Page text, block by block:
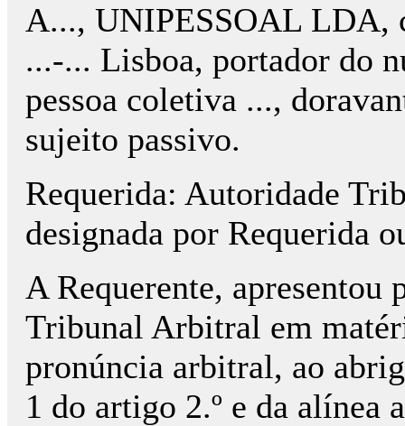
A..., UNIPESSOAL LDA,
...-... Lisboa, portador do
pessoa coletiva ...,
sujeito passivo.
Requerida: Autoridade
designada por Requerida
A Requerente, apresentou
Tribunal Arbitral em
pronúncia arbitral, ao
1 do artigo 2.º e da alínea